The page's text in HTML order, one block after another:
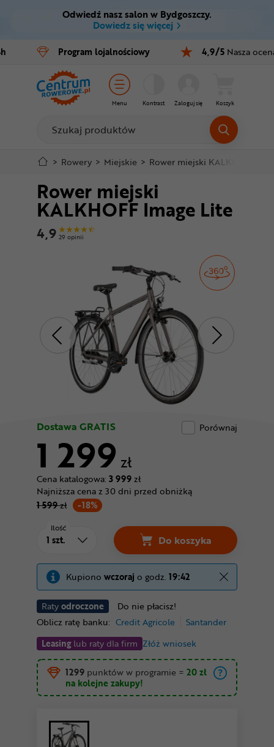
Ctrl M
Menu główne
Informacje o produkcie
Do koszyka
Szczegółowe informacje
Stopka
Mapa strony
Odwiedź nasz salon w Bydgoszczy.
Dowiedz się więcej
Program lojalnościowy 4,9/5 Nasza
Menu Kontrast Zaloguj się Koszyk
Rowery
E-bike
Części
Akcesoria
Odzież
Kaski
Buty
Superoferta
> Rowery > Miejskie > Rower miejski KALKHOFF
Rower miejski
KALKHOFF Image Lite
4,9 29 opinii
Dostawa GRATIS Porównaj
1 299 zł
Cena katalogowa: 3 999zł
-18%
Najniższa cena z 30 dni przed obniżką
1 599zł
Ratyodroczone
Do nie płacisz!
Oblicz ratę banku: Credit Agricole
Santander
Leasinglub raty dla firm Złóż wniosek
Ilość
Do koszyka
Kupiono wczoraj o godz. 19:42
1299 punktów w programie = 20 zł
na kolejne zakupy!